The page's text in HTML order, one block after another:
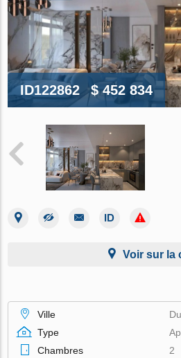
ID122862 $ 452 834
Voir sur la
Ville
Type
Chambres
2